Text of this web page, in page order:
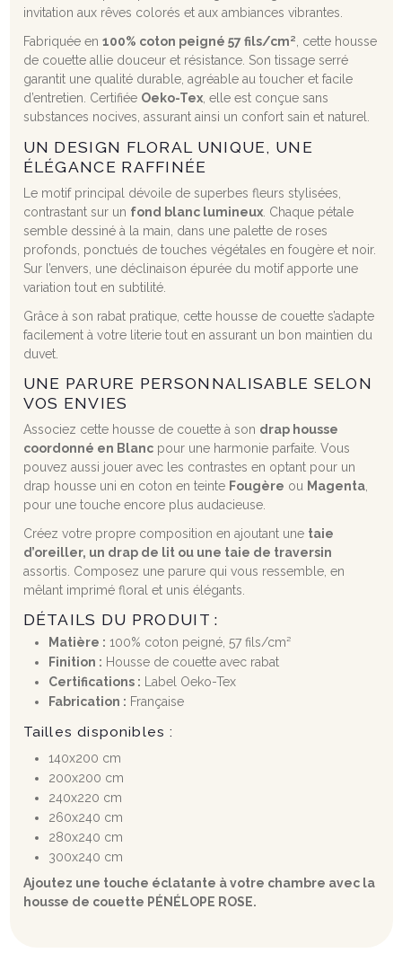
invitation aux rêves colorés et aux ambiances vibrantes.
Fabriquée en 100% coton peigné 57 fils/cm², cette housse
de couette allie douceur et résistance. Son tissage serré
garantit une qualité durable, agréable au toucher et facile
d’entretien. Certifiée Oeko-Tex, elle est conçue sans
substances nocives, assurant ainsi un confort sain et naturel.
UN DESIGN FLORAL UNIQUE, UNE
ÉLÉGANCE RAFFINÉE
Le motif principal dévoile de superbes fleurs stylisées,
contrastant sur un fond blanc lumineux. Chaque pétale
semble dessiné à la main, dans une palette de roses
profonds, ponctués de touches végétales en fougère et noir.
Sur l’envers, une déclinaison épurée du motif apporte une
variation tout en subtilité.
Grâce à son rabat pratique, cette housse de couette s’adapte
facilement à votre literie tout en assurant un bon maintien du
duvet.
UNE PARURE PERSONNALISABLE SELON
VOS ENVIES
Associez cette housse de couette à son drap housse
coordonné en Blancpour une harmonie parfaite. Vous
pouvez aussi jouer avec les contrastes en optant pour un
drap housse uni en coton en teinte Fougère ou Magenta,
pour une touche encore plus audacieuse.
Créez votre propre composition en ajoutant une taie
d’oreiller, un drap de lit ou une taie de traversin
assortis. Composez une parure qui vous ressemble, en
mêlant imprimé floral et unis élégants.
DÉTAILS DU PRODUIT :
Matière : 100% coton peigné, 57 fils/cm²
Finition : Housse de couette avec rabat
Certifications : Label Oeko-Tex
Fabrication : Française
Tailles disponibles :
140x200 cm
200x200 cm
240x220 cm
260x240 cm
280x240 cm
300x240 cm
Ajoutez une touche éclatante à votre chambre avec la
housse de couette PÉNÉLOPE ROSE.